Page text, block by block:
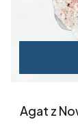
Agat z